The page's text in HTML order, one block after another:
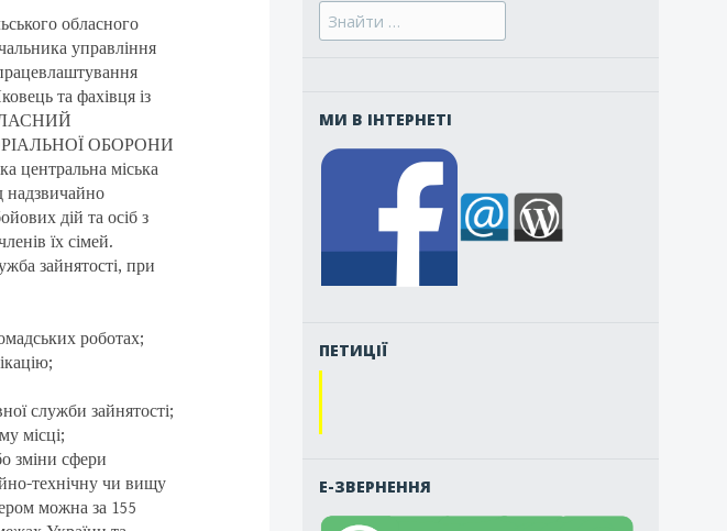
обласного
управління
та фахівця із
ОБОРОНИ
міська
надзвичайно
дій та осіб з
їх сімей.
зайнятості, при
роботах;
служби зайнятості;
місці;
зміни сфери
технічну чи вищу
можна за 155
Search
for:
МИ В ІНТЕРНЕТІ
ПЕТИЦІЇ
Е-ЗВЕРНЕННЯ